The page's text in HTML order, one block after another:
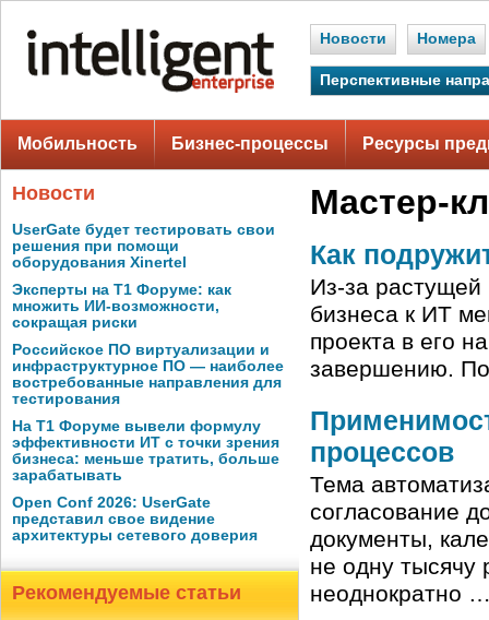
Новости Номера
Перспективные
Мобильность Бизнес-процессы Ресурсы
Новости
UserGate будет тестировать свои
решения при помощи
оборудования Xinertel
Эксперты на Т1 Форуме: как
множить ИИ-возможности,
сокращая риски
Российское ПО виртуализации и
инфраструктурное ПО — наиболее
востребованные направления для
тестирования
На Т1 Форуме вывели формулу
эффективности ИТ с точки зрения
бизнеса: меньше тратить, больше
зарабатывать
Open Conf 2026: UserGate
представил свое видение
архитектуры сетевого доверия
Рекомендуемые статьи
Мастер-
Как
Из-за растущей
бизнеса к ИТ
проекта в его
завершению.
процессов
Тема
согласование
документы,
не одну тысячу
неоднократно